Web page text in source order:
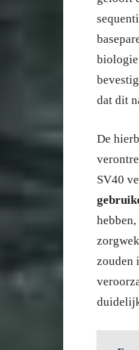
biologie
dat dit
De
SV40
zouden